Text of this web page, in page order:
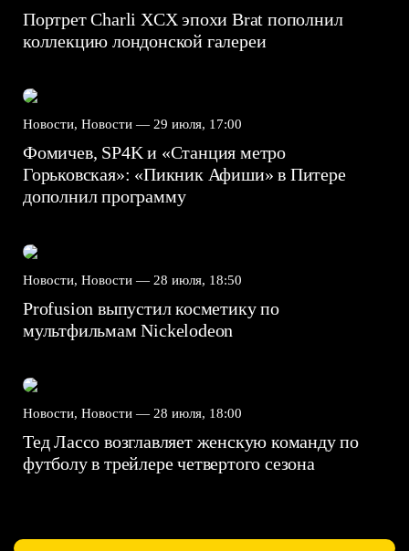
Портрет Charli XCX эпохи Brat пополнил
коллекцию лондонской галереи
Новости, Новости — 29 июля, 17:00
Фомичев, SP4K и «Станция метро
Горьковская»: «Пикник Афиши» в Питере
дополнил программу
Новости, Новости — 28 июля, 18:50
Profusion выпустил косметику по
мультфильмам Nickelodeon
Новости, Новости — 28 июля, 18:00
Тед Лассо возглавляет женскую команду по
футболу в трейлере четвертого сезона